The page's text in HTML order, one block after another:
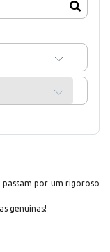
por um rigoroso
genuínas!